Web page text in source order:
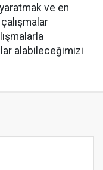
ve en
alabileceğimizi